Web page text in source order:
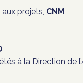
projets, CNM
à la Direction de